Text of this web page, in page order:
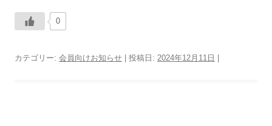
0
カテゴリー: 会員向けお知らせ | 投稿日: 2024年12月11日